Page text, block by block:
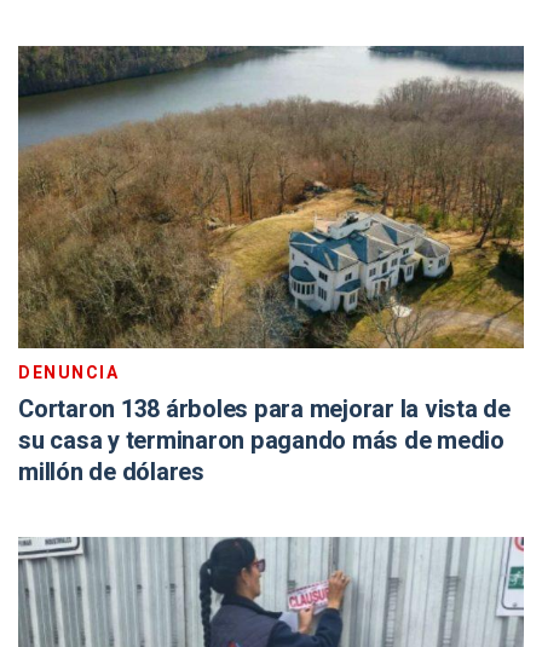
DENUNCIA
Cortaron 138 árboles para mejorar la vista de
su casa y terminaron pagando más de medio
millón de dólares